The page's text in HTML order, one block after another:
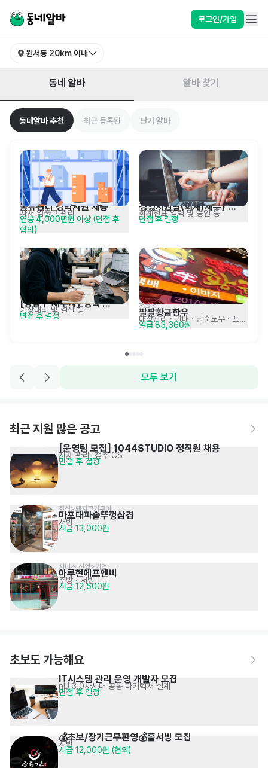
로그인/가입
원서동 20km 이내
동네 알바 알바 찾기
동네알바 추천 최근 등록된 단기 알바
물류관리 경력사원 채용
자재 입출고 관리
연봉 4,000만원 이상 (면접 후
협의)
경영지원팀(회계/재무)
경력사원 채용
회계전표 입력 및 승인 등
면접 후 결정
[강남구 세무사] 경력
3년이상 세무회계사무원
기장대리 및 결산 등
면접 후 결정
정육점
팔팔황금한우
매장관리 · 판매 · 단순노무 · 포장 · 물류
일급 83,360원
모두 보기
최근 지원 많은 공고
[운영팀 모집] 1044STUDIO 정직원 채용
자재 관리, 점주 CS
면접 후 결정
한식>돼지고기구이
마포대파솥뚜껑삼겹
서빙
시급 13,000원
서비스,산업>기업
아루현에프앤비
주방 · 서빙
시급 12,500원
초보도 가능해요
IT시스템 관리 운영 개발자 모집
nU 3.0차세대 공통 아키텍처 설계
면접 후 결정
💰초보/장기근무환영💰홀서빙 모집
서빙
시급 12,000원 (협의)